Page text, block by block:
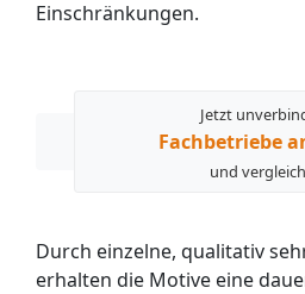
Einschränkungen.
Jetzt
Fachbetriebe
und
Durch einzelne, qualitativ
erhalten die Motive eine